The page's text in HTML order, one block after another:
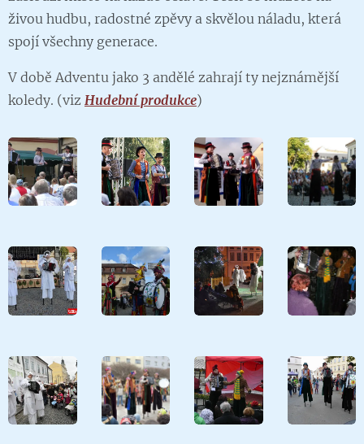
živou hudbu, radostné zpěvy a skvělou náladu, která
spojí všechny generace.
V době Adventu jako 3 andělé zahrají ty nejznámější
koledy. (viz Hudební produkce)